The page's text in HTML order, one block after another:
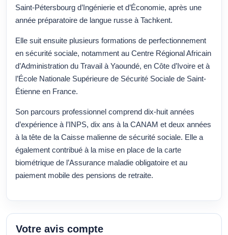
Saint-Pétersbourg d’Ingénierie et d’Économie, après une
année préparatoire de langue russe à Tachkent.
Elle suit ensuite plusieurs formations de perfectionnement
en sécurité sociale, notamment au Centre Régional Africain
d’Administration du Travail à Yaoundé, en Côte d’Ivoire et à
l’École Nationale Supérieure de Sécurité Sociale de Saint-
Étienne en France.
Son parcours professionnel comprend dix-huit années
d’expérience à l’INPS, dix ans à la CANAM et deux années
à la tête de la Caisse malienne de sécurité sociale. Elle a
également contribué à la mise en place de la carte
biométrique de l’Assurance maladie obligatoire et au
paiement mobile des pensions de retraite.
Votre avis compte